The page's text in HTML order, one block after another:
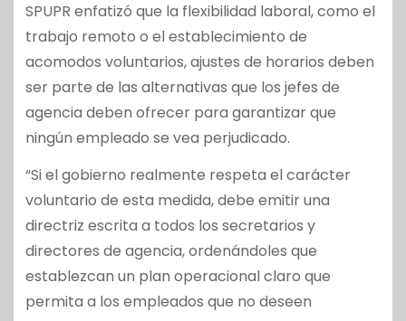
SPUPR enfatizó que la flexibilidad laboral, como el
trabajo remoto o el establecimiento de
acomodos voluntarios, ajustes de horarios deben
ser parte de las alternativas que los jefes de
agencia deben ofrecer para garantizar que
ningún empleado se vea perjudicado.
“Si el gobierno realmente respeta el carácter
voluntario de esta medida, debe emitir una
directriz escrita a todos los secretarios y
directores de agencia, ordenándoles que
establezcan un plan operacional claro que
permita a los empleados que no deseen